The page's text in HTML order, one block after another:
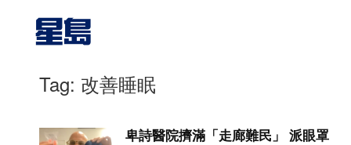
Tag: 改善睡眠
卑詩醫院擠滿「走廊難民」 派眼罩